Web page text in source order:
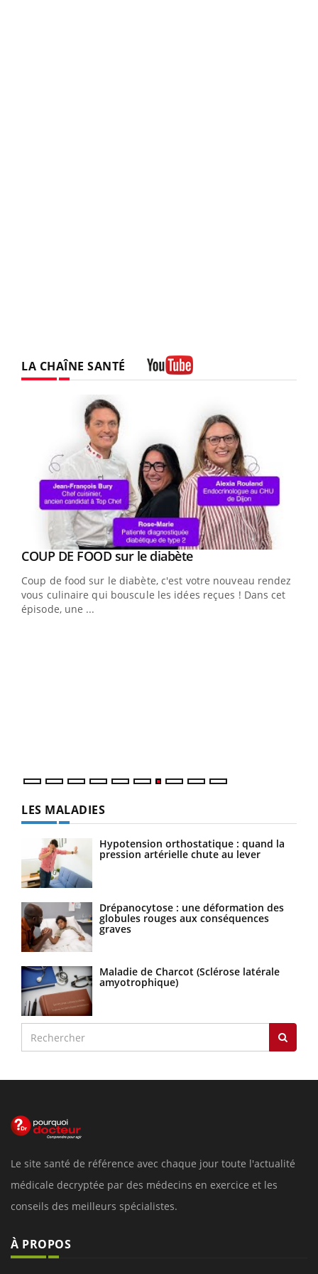
LA CHAÎNE SANTÉ
Youtube
COUP DE FOOD sur le diabèteYoutube
Coup de food sur le diabète, c'est votre nouveau rendez-
vous culinaire qui bouscule les idées reçues ! Dans cet
épisode, une ...
LES MALADIES
Hypotension orthostatique : quand la
pression artérielle chute au lever
Drépanocytose : une déformation des
globules rouges aux conséquences
graves
Maladie de Charcot (Sclérose latérale
amyotrophique)
Le site santé de référence avec chaque jour toute l'actualité
médicale decryptée par des médecins en exercice et les
conseils des meilleurs spécialistes.
À PROPOS